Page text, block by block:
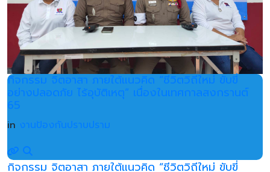
กิจกรรม จิตอาสา ภายใต้แนวคิด “ชีวิตวิถีใหม่ ขับขี่
อย่างปลอดภัย ไร้อุบัติเหตุ” เนื่องในเทศกาลสงกรานต์
65
in งานป้องกันปราบปราม
กิจกรรม จิตอาสา ภายใต้แนวคิด “ชีวิตวิถีใหม่ ขับขี่